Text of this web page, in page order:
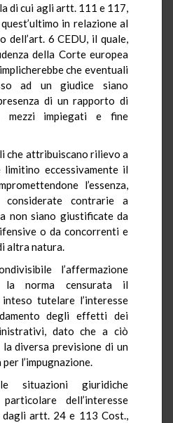
di cui agli artt. 111 e 117,
in relazione al
dell’art. 6 CEDU, il quale,
della Corte europea
che eventuali
ad un giudice siano
di un rapporto di
mezzi impiegati e fine
che attribuiscano rilievo a
limitino eccessivamente il
l’essenza,
considerate contrarie a
non siano giustificate da
o da concorrenti e
altra natura.
l’affermazione
norma censurata il
tutelare l’interesse
degli effetti dei
dato che a ciò
diversa previsione di un
l’impugnazione.
situazioni giuridiche
dell’interesse
artt. 24 e 113 Cost.,